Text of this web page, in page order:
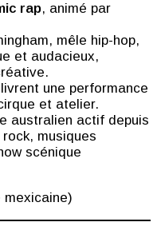
rap, animé par
mêle hip-hop,
et audacieux,
livrent une performance
et atelier.
australien actif depuis
musiques
scénique
mexicaine)